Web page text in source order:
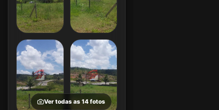
Ver todas as 14 fotos